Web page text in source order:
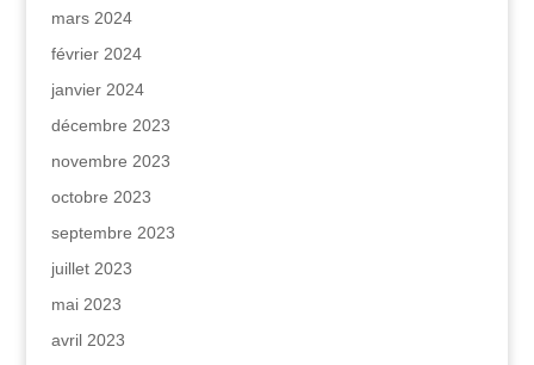
mars 2024
février 2024
janvier 2024
décembre 2023
novembre 2023
octobre 2023
septembre 2023
juillet 2023
mai 2023
avril 2023